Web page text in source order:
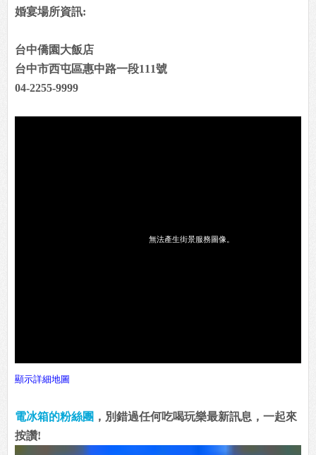
婚宴場所資訊:
台中僑園大飯店
台中市西屯區惠中路一段111號
04-2255-9999
顯示詳細地圖
電冰箱的粉絲團 ，別錯過任何吃喝玩樂最新訊息，一起來
按讚!